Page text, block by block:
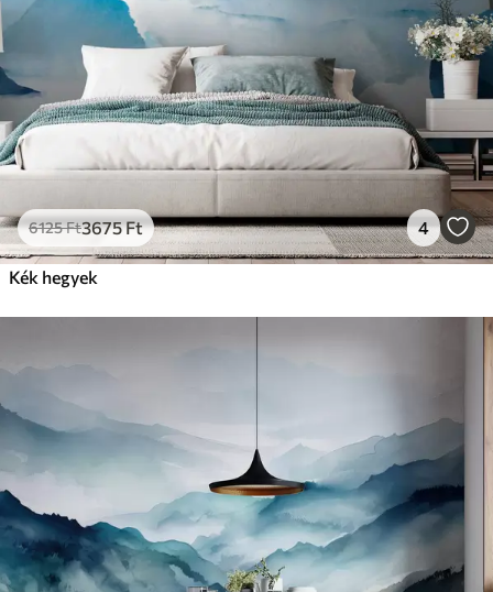
6125Ft3675Ft 4
Kék hegyek